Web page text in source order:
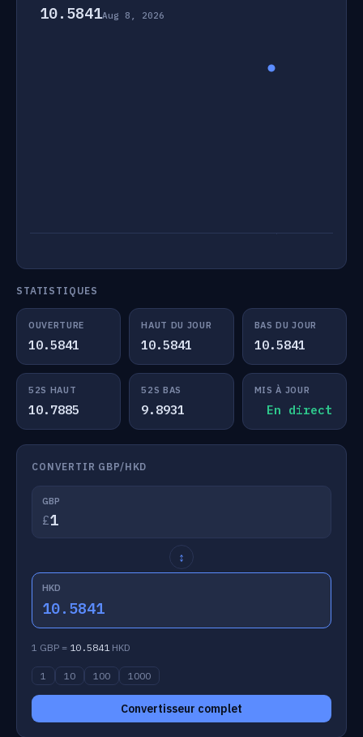
10.5841Aug 8, 2026
STATISTIQUES
OUVERTURE
10.5841
HAUT DU JOUR
10.5841
BAS DU JOUR
10.5841
52S HAUT
10.7885
52S BAS
9.8931
MIS À JOUR
En direct
CONVERTIR GBP/HKD
GBP
£
↕
HKD
10.5841
1 GBP = 10.5841 HKD
1 10 100 1000
Convertisseur complet